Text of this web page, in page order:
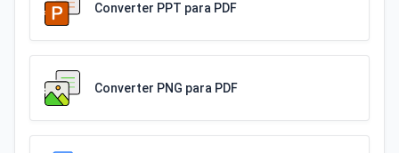
Converter PPT para PDF
Converter PNG para PDF